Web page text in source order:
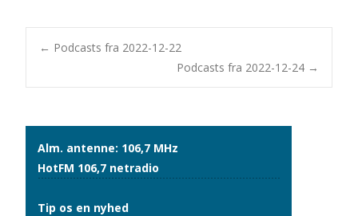
Post
← Podcasts fra 2022-12-22
Podcasts fra 2022-12-24 →
Alm. antenne: 106,7 MHz
HotFM 106,7 netradio
Tip os en nyhed